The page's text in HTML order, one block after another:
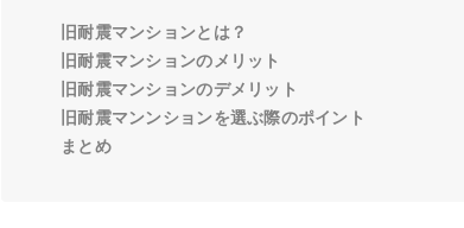
旧耐震マンションとは？
旧耐震マンションのメリット
旧耐震マンションのデメリット
旧耐震マンンションを選ぶ際のポイント
まとめ